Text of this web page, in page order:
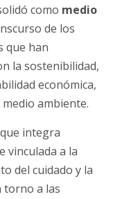
como medio
de los
que han
la sostenibilidad,
económica,
ambiente.
integra
vinculada a la
del cuidado y la
torno a las